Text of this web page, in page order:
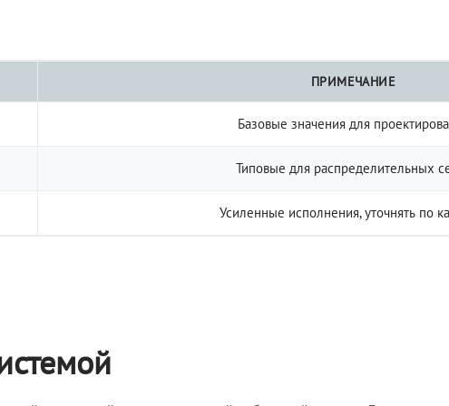
ПРИМЕЧАНИЕ
Базовые значения для
Типовые для распределительных
Усиленные исполнения, уточнять по